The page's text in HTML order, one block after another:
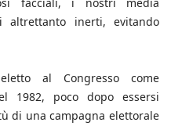
altrettanto inerti, evitando
al Congresso come
1982, poco dopo essersi
di una campagna elettorale